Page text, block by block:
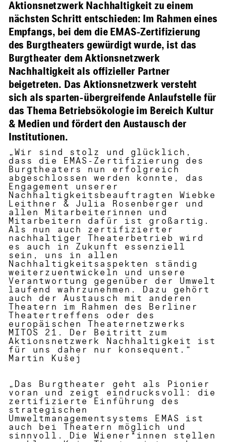
„Wir sind stolz und glücklich,
dass die EMAS-Zertifizierung des
Burgtheaters nun erfolgreich
abgeschlossen werden konnte, das
Engagement unserer
Nachhaltigkeitsbeauftragten Wiebke
Leithner & Julia Rosenberger und
allen Mitarbeiterinnen und
Mitarbeitern dafür ist großartig.
Als nun auch zertifizierter
nachhaltiger Theaterbetrieb wird
es auch in Zukunft essenziell
sein, uns in allen
Nachhaltigkeitsaspekten ständig
weiterzuentwickeln und unsere
Verantwortung gegenüber der Umwelt
laufend wahrzunehmen. Dazu gehört
auch der Austausch mit anderen
Theatern im Rahmen des Berliner
Theatertreffens oder des
europäischen Theaternetzwerks
MITOS 21. Der Beitritt zum
Aktionsnetzwerk Nachhaltigkeit ist
für uns daher nur konsequent.“
Martin Kušej
Aktionsnetzwerk Nachhaltigkeit zu einem
nächsten Schritt entschieden: Im Rahmen eines
Empfangs, bei dem die EMAS-Zertifizierung
des Burgtheaters gewürdigt wurde, ist das
Burgtheater dem Aktionsnetzwerk
Nachhaltigkeit als offizieller Partner
beigetreten. Das Aktionsnetzwerk versteht
sich als sparten-übergreifende Anlaufstelle für
das Thema Betriebsökologie im Bereich Kultur
& Medien und fördert den Austausch der
Institutionen.
„Das Burgtheater geht als Pionier
voran und zeigt eindrucksvoll: die
zertifizierte Einführung des
strategischen
Umweltmanagementsystems EMAS ist
auch bei Theatern möglich und
sinnvoll. Die Wiener*innen stellen